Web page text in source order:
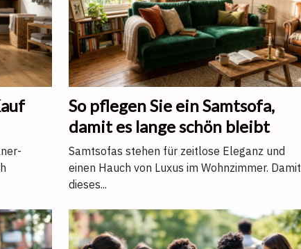
So pflegen Sie ein Samtsofa,
damit es lange schön bleibt
Samtsofas stehen für zeitlose Eleganz und
einen Hauch von Luxus im Wohnzimmer. Damit
dieses...